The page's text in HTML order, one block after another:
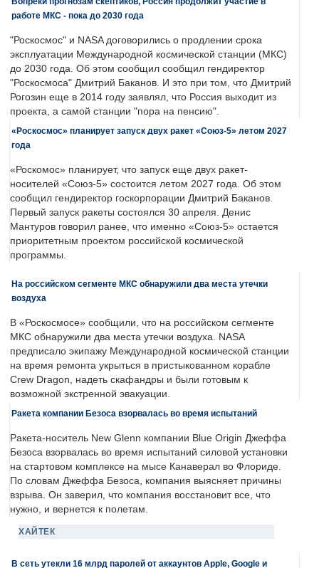
работе МКС - пока до 2030 года
"Роскосмос" и NASA договорились о продлении срока
эксплуатации Международной космической станции (МКС)
до 2030 года. Об этом сообщил сообщил гендиректор
"Роскосмоса" Дмитрий Баканов. И это при том, что Дмитрий
Рогозин еще в 2014 году заявлял, что Россия выходит из
проекта, а самой станции "пора на пенсию".
«Роскосмос» планирует запуск двух ракет «Союз-5» летом 2027
года
«Роскомос» планирует, что запуск еще двух ракет-
носителей «Союз-5» состоится летом 2027 года. Об этом
сообщил гендиректор госкорпорации Дмитрий Баканов.
Первый запуск ракеты состоялся 30 апреля. Денис
Мантуров говорил ранее, что именно «Союз-5» остается
приоритетным проектом российской космической
программы.
На российском сегменте МКС обнаружили два места утечки
воздуха
В «Роскосмосе» сообщили, что на российском сегменте
МКС обнаружили два места утечки воздуха. NASA
предписало экипажу Международной космической станции
на время ремонта укрыться в пристыкованном корабле
Crew Dragon, надеть скафандры и были готовым к
возможной экстренной эвакуации.
Ракета компании Безоса взорвалась во время испытаний
Ракета-носитель New Glenn компании Blue Origin Джеффа
Безоса взорвалась во время испытаний силовой установки
на стартовом комплексе на мысе Канаверал во Флориде.
По словам Джеффа Безоса, компания выясняет причины
взрыва. Он заверил, что компания восстановит все, что
нужно, и вернется к полетам.
ХАЙТЕК
В сеть утекли 16 млрд паролей от аккаунтов Apple, Google и